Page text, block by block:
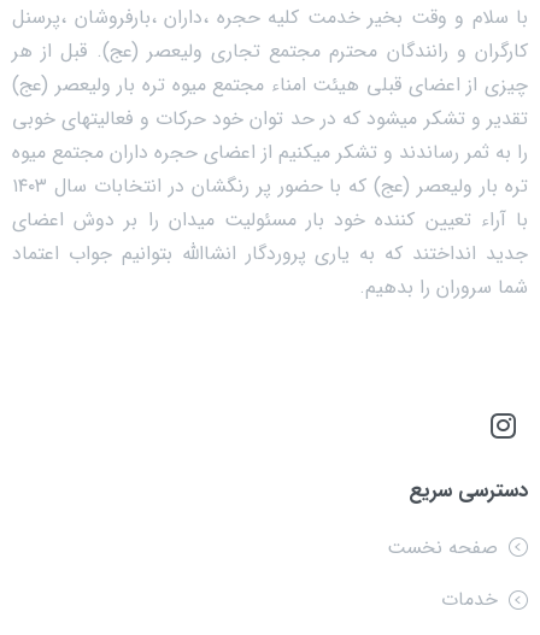
با سلام و وقت بخیر خدمت کلیه حجره ،داران ،بارفروشان ،پرسنل
کارگران و رانندگان محترم مجتمع تجاری ولیعصر (عج). قبل از هر
چیزی از اعضای قبلی هیئت امناء مجتمع میوه تره بار ولیعصر (عج)
تقدیر و تشکر میشود که در حد توان خود حرکات و فعالیتهای خوبی
را به ثمر رساندند و تشکر میکنیم از اعضای حجره داران مجتمع میوه
تره بار ولیعصر (عج) که با حضور پر رنگشان در انتخابات سال ۱۴۰۳
با آراء تعیین کننده خود بار مسئولیت میدان را بر دوش اعضای
جدید انداختند که به یاری پروردگار انشاالله بتوانیم جواب اعتماد
شما سروران را بدهیم.
دسترسی سریع
صفحه نخست
خدمات